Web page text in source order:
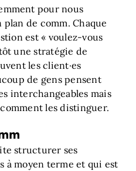
pour nous
de comm. Chaque
est « voulez-vous
une stratégie de
les client·es
de gens pensent
interchangeables mais
comment les distinguer.
structurer ses
à moyen terme et qui est